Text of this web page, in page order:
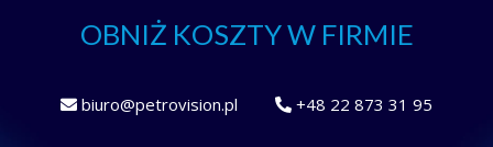
OBNIŻ KOSZTY W FIRMIE
biuro@petrovision.pl +48 22 873 31 95